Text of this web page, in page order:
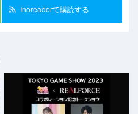
Inoreaderで購読する